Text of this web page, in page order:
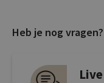
Heb je nog vragen?